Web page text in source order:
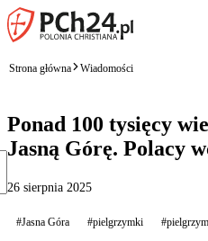
Strona główna Wiadomości
Ponad 100 tysięcy
Jasną Górę. Polacy
26 sierpnia 2025
#Jasna Góra #pielgrzymki